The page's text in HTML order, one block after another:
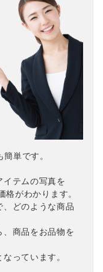
単です。
テムの写真を
がわかります。
どのような商品
商品をお品物を
っています。